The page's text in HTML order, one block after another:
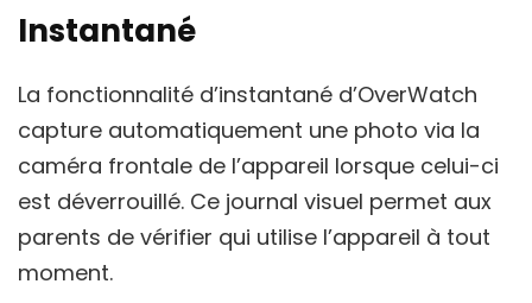
Instantané
La fonctionnalité d’instantané d’OverWatch
capture automatiquement une photo via la
caméra frontale de l’appareil lorsque celui-ci
est déverrouillé. Ce journal visuel permet aux
parents de vérifier qui utilise l’appareil à tout
moment.